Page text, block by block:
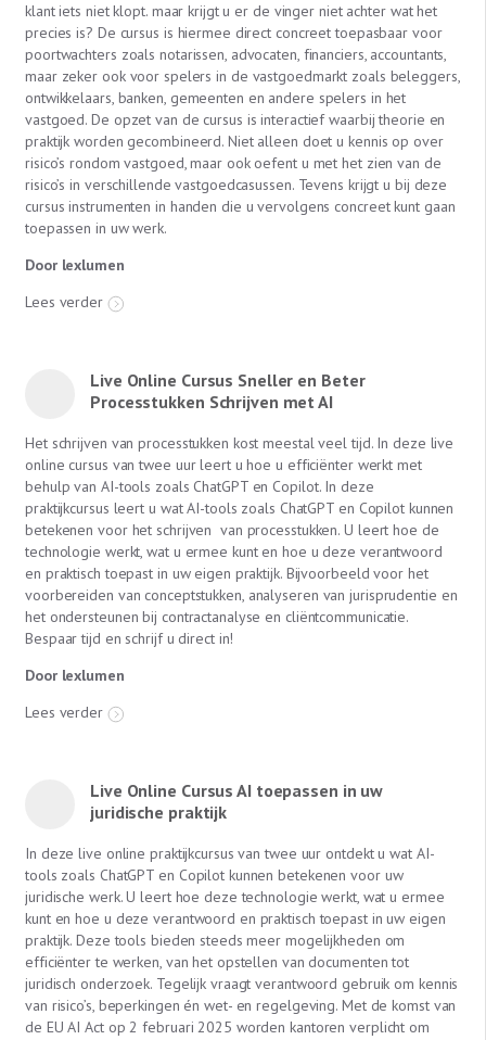
klant iets niet klopt. maar krijgt u er de vinger niet achter wat het
precies is? De cursus is hiermee direct concreet toepasbaar voor
poortwachters zoals notarissen, advocaten, financiers, accountants,
maar zeker ook voor spelers in de vastgoedmarkt zoals beleggers,
ontwikkelaars, banken, gemeenten en andere spelers in het
vastgoed. De opzet van de cursus is interactief waarbij theorie en
praktijk worden gecombineerd. Niet alleen doet u kennis op over
risico’s rondom vastgoed, maar ook oefent u met het zien van de
risico’s in verschillende vastgoedcasussen. Tevens krijgt u bij deze
cursus instrumenten in handen die u vervolgens concreet kunt gaan
toepassen in uw werk.
Door lexlumen
Lees verder
Live Online Cursus Sneller en Beter
Processtukken Schrijven met AI
Het schrijven van processtukken kost meestal veel tijd. In deze live
online cursus van twee uur leert u hoe u efficiënter werkt met
behulp van AI-tools zoals ChatGPT en Copilot. In deze
praktijkcursus leert u wat AI-tools zoals ChatGPT en Copilot kunnen
betekenen voor het schrijven van processtukken. U leert hoe de
technologie werkt, wat u ermee kunt en hoe u deze verantwoord
en praktisch toepast in uw eigen praktijk. Bijvoorbeeld voor het
voorbereiden van conceptstukken, analyseren van jurisprudentie en
het ondersteunen bij contractanalyse en cliëntcommunicatie.
Bespaar tijd en schrijf u direct in!
Door lexlumen
Lees verder
Live Online Cursus AI toepassen in uw
juridische praktijk
In deze live online praktijkcursus van twee uur ontdekt u wat AI-
tools zoals ChatGPT en Copilot kunnen betekenen voor uw
juridische werk. U leert hoe deze technologie werkt, wat u ermee
kunt en hoe u deze verantwoord en praktisch toepast in uw eigen
praktijk. Deze tools bieden steeds meer mogelijkheden om
efficiënter te werken, van het opstellen van documenten tot
juridisch onderzoek. Tegelijk vraagt verantwoord gebruik om kennis
van risico’s, beperkingen én wet- en regelgeving. Met de komst van
de EU AI Act op 2 februari 2025 worden kantoren verplicht om